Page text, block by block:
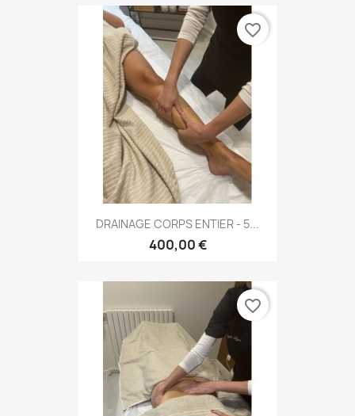
DRAINAGE CORPS ENTIER - 5...
400,00 €
favorite_border
favorite_border